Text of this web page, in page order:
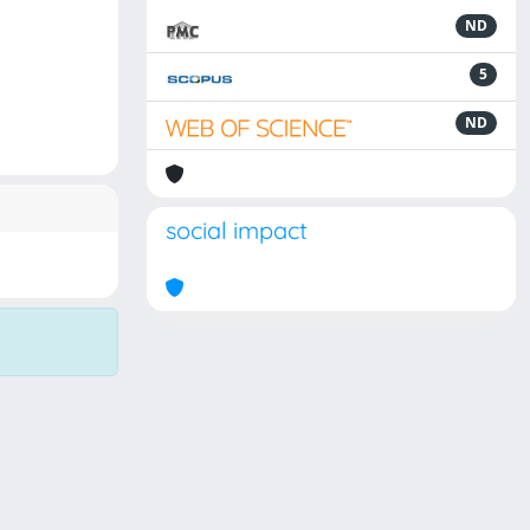
ND
5
ND
social impact